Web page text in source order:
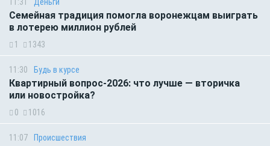
11:31 Деньги
Семейная традиция помогла воронежцам выиграть
в лотерею миллион рублей
1 1343
11:30 Будь в курсе
Квартирный вопрос-2026: что лучше — вторичка
или новостройка?
0 1016
11:07 Происшествия